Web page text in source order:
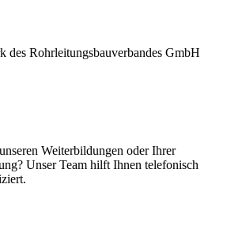
des Rohrleitungsbauverbandes GmbH
Weiterbildungen oder Ihrer
Unser Team hilft Ihnen telefonisch